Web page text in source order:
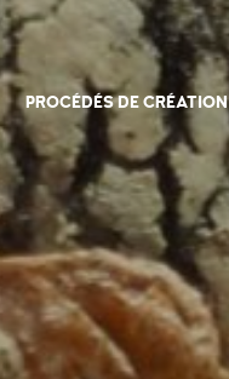
PROCÉDÉS DE CRÉATION